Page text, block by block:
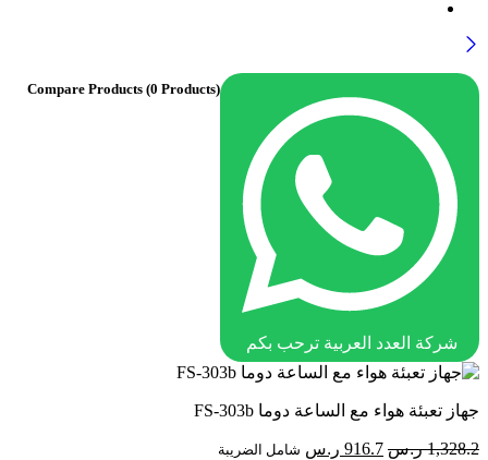
شركة العدد العربية ترحب بكم
Compare Products (0 Products)
جهاز تعبئة هواء مع الساعة دوما FS-303b
1,328.2 ر.س السعر
916.7 ر.س السعر
شامل الضريبة